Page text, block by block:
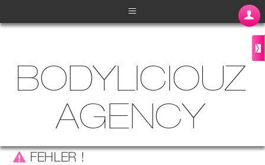
≡
BODYLICIOUZ
AGENCY
FEHLER !